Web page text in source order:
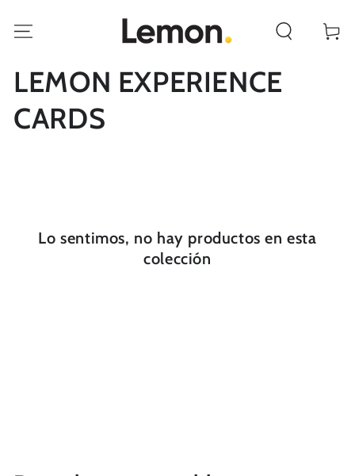
CONTENIDO
Carrito
Colección:
LEMON EXPERIENCE
CARDS
Lo sentimos, no hay productos en esta
colección